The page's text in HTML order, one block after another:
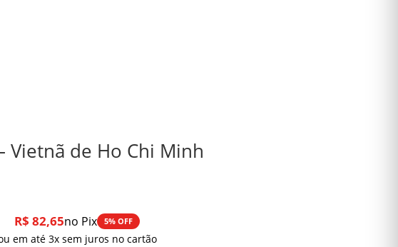
Vietnã de Ho Chi Minh
R$ 82,65no Pix 5% OFF
em até 3x sem juros no cartão